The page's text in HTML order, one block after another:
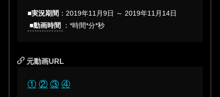
■実況期間 ：2019年11月9日 ～ 2019年11月14日
■動画時間
：*時間*分*秒
元動画URL
① ② ③ ④